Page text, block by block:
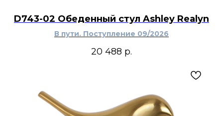
D743-02 Обеденный стул Ashley Realyn
В пути. Поступление 09/2026
20 488 р.